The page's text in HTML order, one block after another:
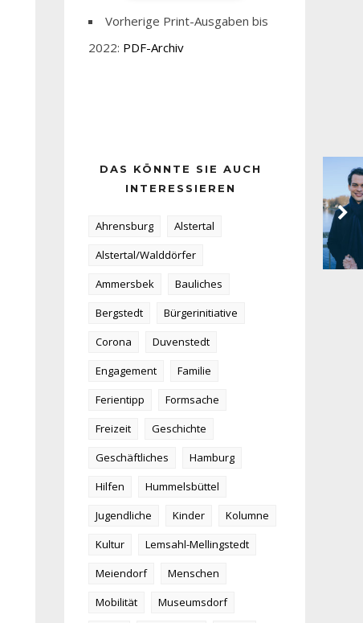
Vorherige Print-Ausgaben bis
2022: PDF-Archiv
DAS KÖNNTE SIE AUCH
INTERESSIEREN
Ahrensburg
Alstertal
Alstertal/Walddörfer
Ammersbek
Bauliches
Bergstedt
Bürgerinitiative
Corona
Duvenstedt
Engagement
Familie
Ferientipp
Formsache
Freizeit
Geschichte
Geschäftliches
Hamburg
Hilfen
Hummelsbüttel
Jugendliche
Kinder
Kolumne
Kultur
Lemsahl-Mellingstedt
Meiendorf
Menschen
Mobilität
Museumsdorf